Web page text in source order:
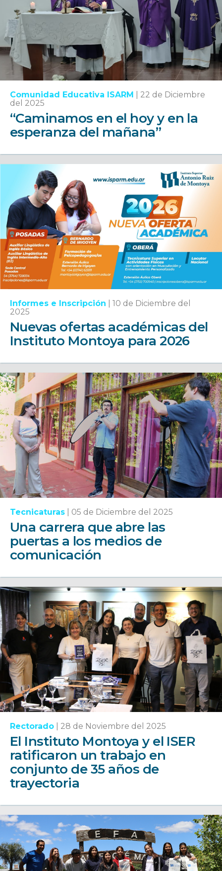
Comunidad Educativa ISARM
22 de Diciembre
del 2025
“Caminamos en el hoy y en la
esperanza del mañana”
Informes e Inscripción
10 de Diciembre del
2025
Nuevas ofertas académicas del
Instituto Montoya para 2026
Tecnicaturas 05 de Diciembre del 2025
Una carrera que abre las
puertas a los medios de
comunicación
Rectorado 28 de Noviembre del 2025
El Instituto Montoya y el ISER
ratificaron un trabajo en
conjunto de 35 años de
trayectoria